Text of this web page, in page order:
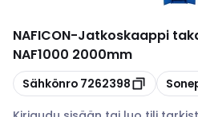
NAFICON-Jatkoskaappi
NAF1000 2000mm
Kopioi
Sähkönro 7262398 Kopioi